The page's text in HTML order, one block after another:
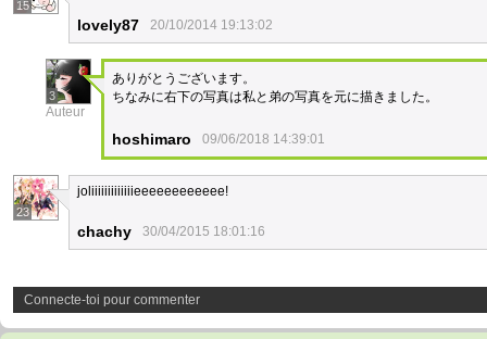
15
lovely87 20/10/2014 19:13:02
3
Auteur
ありがとうございます。
ちなみに右下の写真は私と弟の写真を元に描きました。
hoshimaro 09/06/2018 14:39:01
23
joliiiiiiiiiiiiieeeeeeeeeeee!
chachy 30/04/2015 18:01:16
Connecte-toi pour commenter